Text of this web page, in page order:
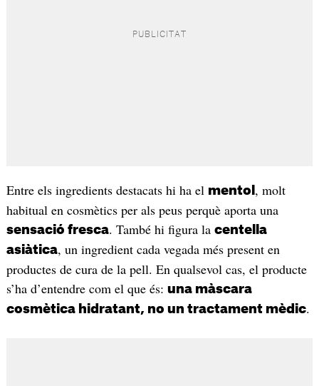
Entre els ingredients destacats hi ha el mentol , molt
habitual en cosmètics per als peus perquè aporta una
sensació fresca. També hi figura la centella
asiàtica, un ingredient cada vegada més present en
productes de cura de la pell. En qualsevol cas, el producte
s’ha d’entendre com el que és: una màscara
cosmètica hidratant, no un tractament mèdic.